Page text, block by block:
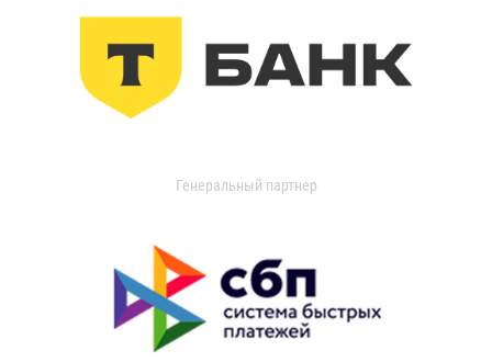
Генеральный партнер